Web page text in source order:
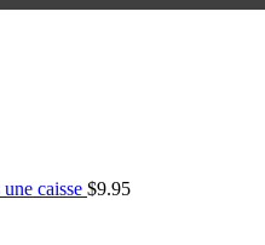
caisse $9.95